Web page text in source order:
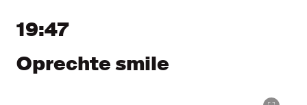
19:47
Oprechte smile